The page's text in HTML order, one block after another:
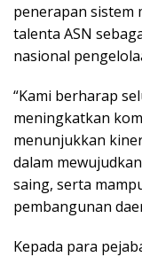
penerapan sistem
talenta ASN
nasional
“Kami berharap
meningkatkan
menunjukkan
dalam
saing, serta
pembangunan
Kepada para